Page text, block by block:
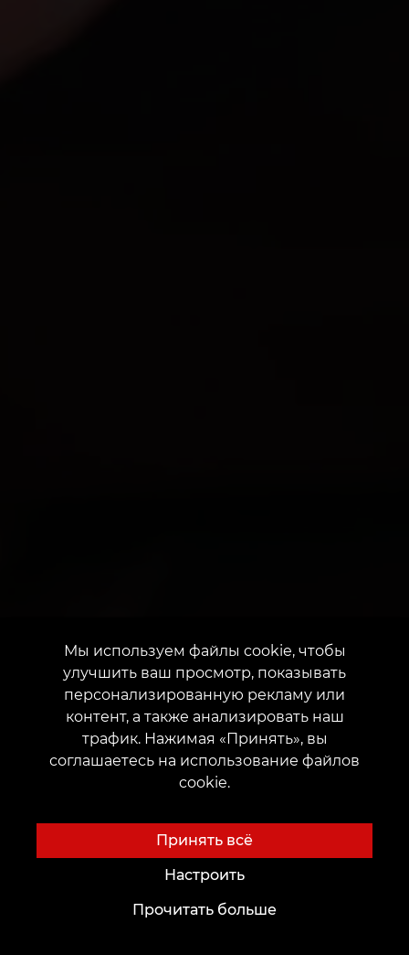
Мы используем файлы cookie, чтобы
улучшить ваш просмотр, показывать
персонализированную рекламу или
контент, а также анализировать наш
трафик. Нажимая «Принять», вы
соглашаетесь на использование файлов
cookie.
Принять всё
Настроить
Прочитать больше